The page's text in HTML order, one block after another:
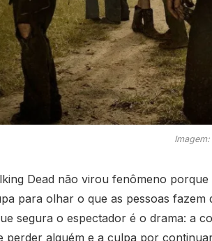
Dead não virou fenômeno
para olhar o que as pessoas
segura o espectador é o drama: a
perder alguém e a culpa por